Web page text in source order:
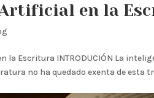
en la
la Escritura INTRODUCIÓN La
no ha quedado exenta de esta